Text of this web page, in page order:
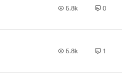
5.8k 0
5.8k 1